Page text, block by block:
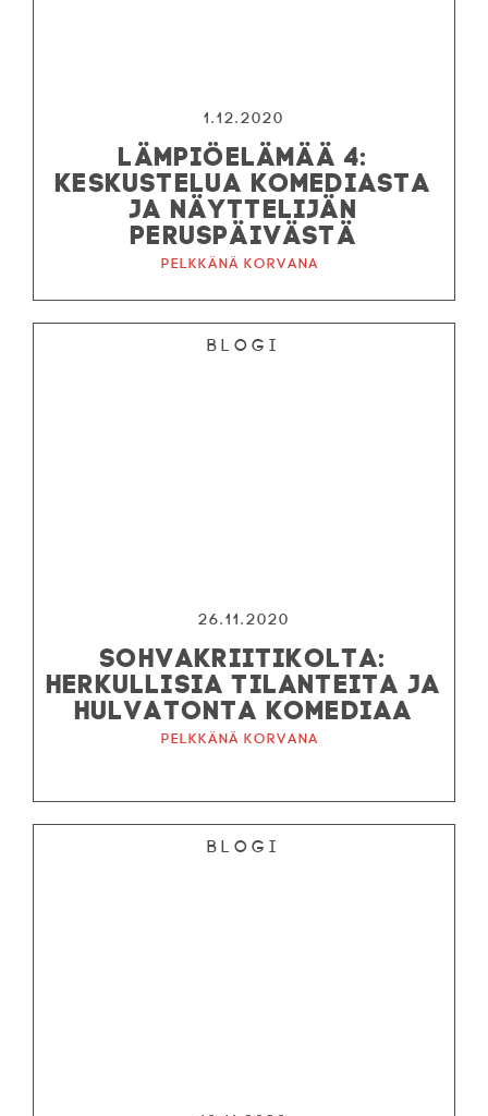
1.12.2020
LÄMPIÖELÄMÄÄ 4:
KESKUSTELUA KOMEDIASTA
JA NÄYTTELIJÄN
PERUSPÄIVÄSTÄ
Pelkkänä korvana
Blogi
26.11.2020
SOHVAKRIITIKOLTA:
HERKULLISIA TILANTEITA JA
HULVATONTA KOMEDIAA
Pelkkänä korvana
Blogi